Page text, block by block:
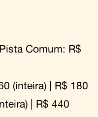
Comum: R$
(inteira) | R$ 180
| R$ 440